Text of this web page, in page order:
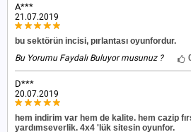
A***
21.07.2019
bu sektörün incisi, pırlantası oyunfordur.
Bu Yorumu Faydalı Buluyor musunuz ?
D***
20.07.2019
hem indirim var hem de kalite. hem cazip
yardımseverlik. 4x4 'lük sitesin oyunfor.